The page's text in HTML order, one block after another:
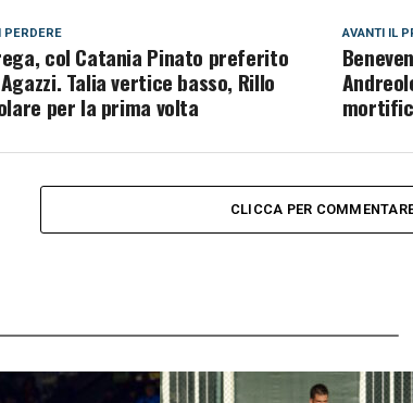
AVANTI IL
PERDERE
col Catania Pinato preferito
Talia vertice basso, Rillo
per la prima volta
CLICCA PER